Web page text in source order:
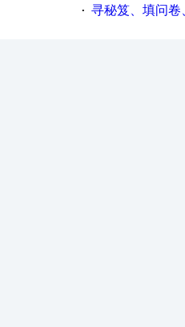
· 寻秘笈、填问卷